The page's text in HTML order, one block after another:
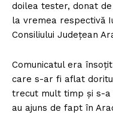
doilea tester, donat de
la vremea respectivă
Consiliului Județean
Comunicatul era
care s-ar fi aflat
trecut mult timp și s-
au ajuns de fapt în